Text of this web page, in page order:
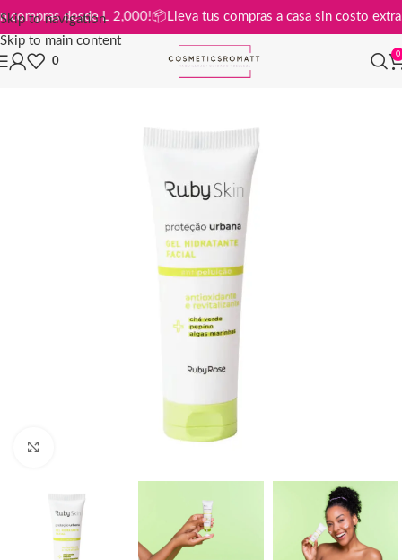
Skip to navigation
Skip to main content
en compras desde L 2,000! 📦Lleva tus compras a casa sin costo
0
0